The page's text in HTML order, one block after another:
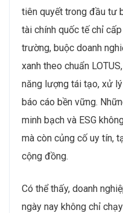
tiên quyết trong đầu tư
tài chính quốc tế chỉ
trường, buộc doanh
xanh theo chuẩn
năng lượng tái tạo, xử
báo cáo bền vững.
minh bạch và ESG
mà còn củng cố uy tín,
cộng đồng.
Có thể thấy, doanh
ngày nay không chỉ